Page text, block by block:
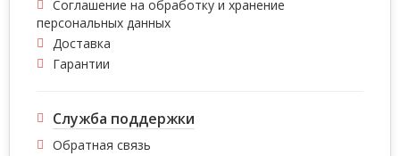
Соглашение на обработку и хранение
персональных данных
Доставка
Гарантии
Служба поддержки
Обратная связь